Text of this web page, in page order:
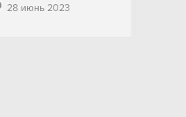
28 июнь 2023